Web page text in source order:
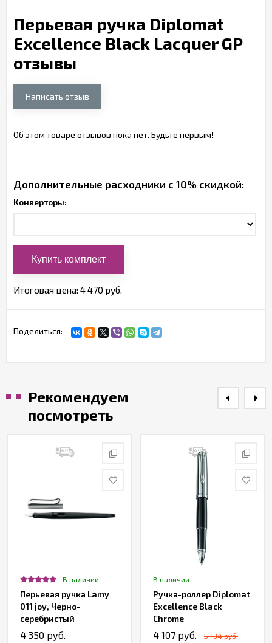
Перьевая ручка Diplomat
Excellence Black Lacquer GP
отзывы
Написать отзыв
Об этом товаре отзывов пока нет. Будьте первым!
Дополнительные расходники с 10% скидкой:
Конверторы:
Итоговая цена: 4 470 руб.
Поделиться:
Рекомендуем
посмотреть
В наличии
Перьевая ручка Lamy
011 joy, Черно-
серебристый
4 350 руб.
В наличии
Ручка-роллер Diplomat
Excellence Black
Chrome
4 107 руб. 5 134 руб.